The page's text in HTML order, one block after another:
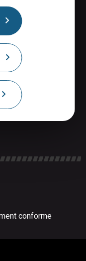
conforme